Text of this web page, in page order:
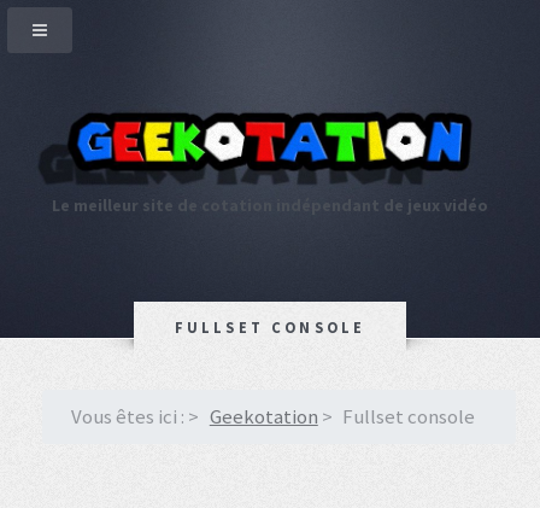
Le meilleur site de cotation indépendant de jeux vidéo
FULLSET CONSOLE
Vous êtes ici : Geekotation Fullset console